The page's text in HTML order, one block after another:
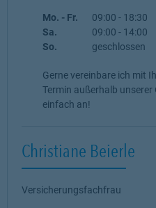
Wochentag Öffnungszeiten
Mo. - Fr. 09:00 - 18:30
Sa.
09:00 - 14:00
So.
geschlossen
Gerne vereinbare ich mit
Termin außerhalb
einfach an!
Christiane Beierle
Versicherungsfachfrau